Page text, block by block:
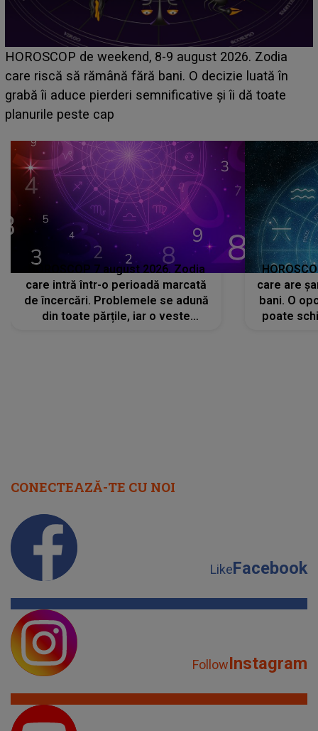
Emanuel a ținut ACEST DETALIU ASCUNS până
acum! În fața Alexandrei, concurentul din Casa Iubirii
face o MĂRTURISIRE NEAȘTEPTATĂ despre mama
sa: "I-am spus și ei în față, eu nu te iubesc pentru
HOROSCOP 7 august 2026. Zodia
care intră într-o perioadă marcată
de încercări. Problemele se adună
din toate părțile, iar o veste
care are
bani. O
poate
CONECTEAZĂ-TE CU NOI
LikeFacebook
FollowInstagram